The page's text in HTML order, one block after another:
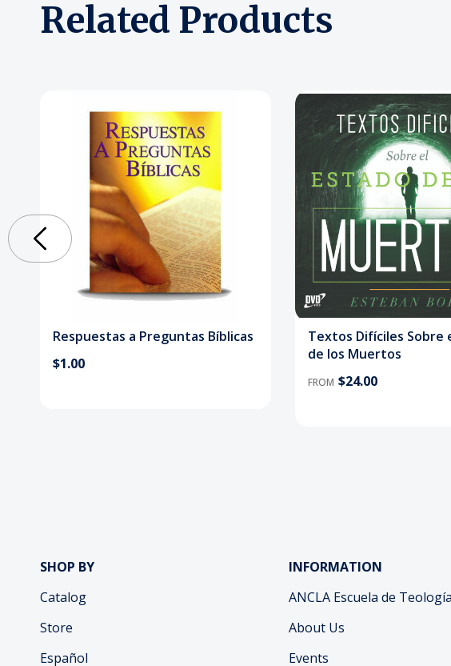
Related Products
Respuestas a Preguntas Bíblicas
$1.00
Textos Difíciles Sobre
de los Muertos
FROM $24.00
SHOP BY
Catalog
Store
Español
INFORMATION
ANCLA Escuela de
About Us
Events